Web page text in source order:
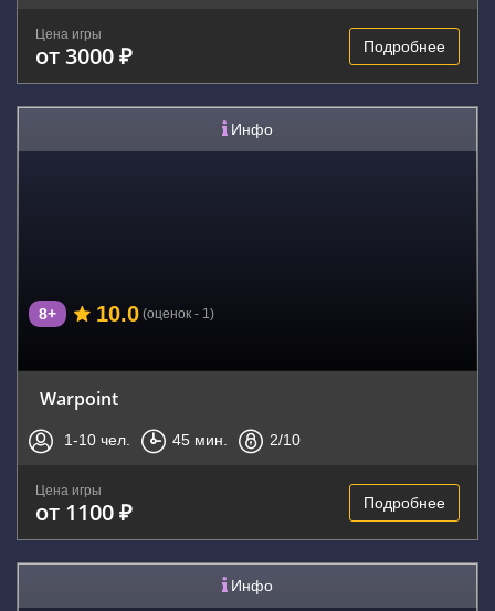
Цена игры
от 3000 ₽ Подробнее
Инфо
8+ 10.0 (оценок - 1)
Warpoint
1-10 чел. 45 мин. 2/10
Цена игры
от 1100 ₽ Подробнее
Инфо